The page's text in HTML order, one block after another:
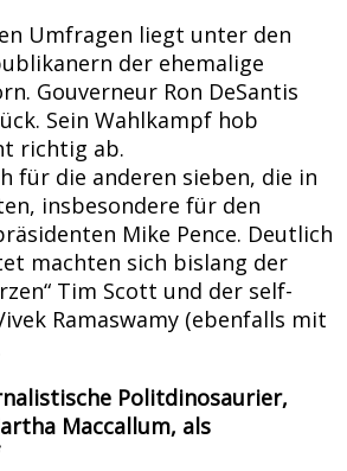
Umfragen liegt unter den
der ehemalige
Gouverneur Ron DeSantis
Sein Wahlkampf hob
richtig ab.
für die anderen sieben, die in
insbesondere für den
Mike Pence. Deutlich
machten sich bislang der
Tim Scott und der self-
Ramaswamy (ebenfalls mit
Politdinosaurier,
Maccallum, als